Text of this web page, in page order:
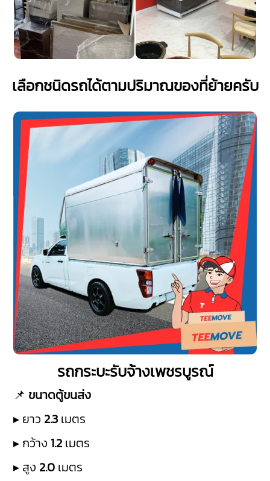
เลือกชนิดรถได้ตามปริมาณของที่ย้ายครับ
รถกระบะรับจ้างเพชรบูรณ์
📌 ขนาดตู้ขนส่ง
▸ ยาว 2.3 เมตร
▸ กว้าง 1.2 เมตร
▸ สูง 2.0 เมตร